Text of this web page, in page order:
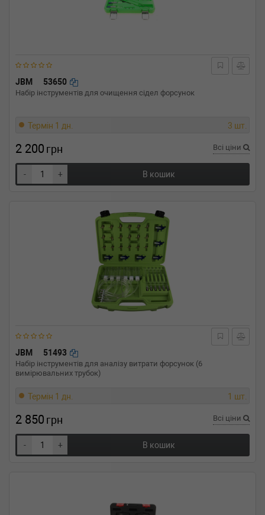
JBM 53650
Набір інструментів для очищення сідел форсунок
Термін 1 дн. 3 шт.
2 200 грн Всі ціни
- + В кошик
JBM 51493
Набір інструментів для аналізу витрати форсунок (6
вимірювальних трубок)
Термін 1 дн. 1 шт.
2 850 грн Всі ціни
- + В кошик